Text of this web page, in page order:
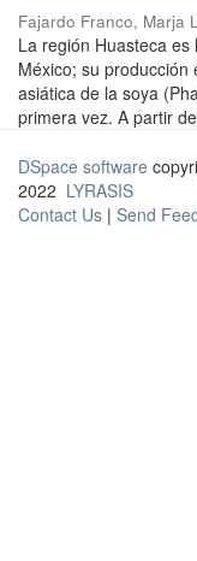
Fajardo Franco, Marja
La región Huasteca
México; su
asiática de la soya
primera vez. A partir
DSpace software
2022 LYRASIS
Contact Us | Send